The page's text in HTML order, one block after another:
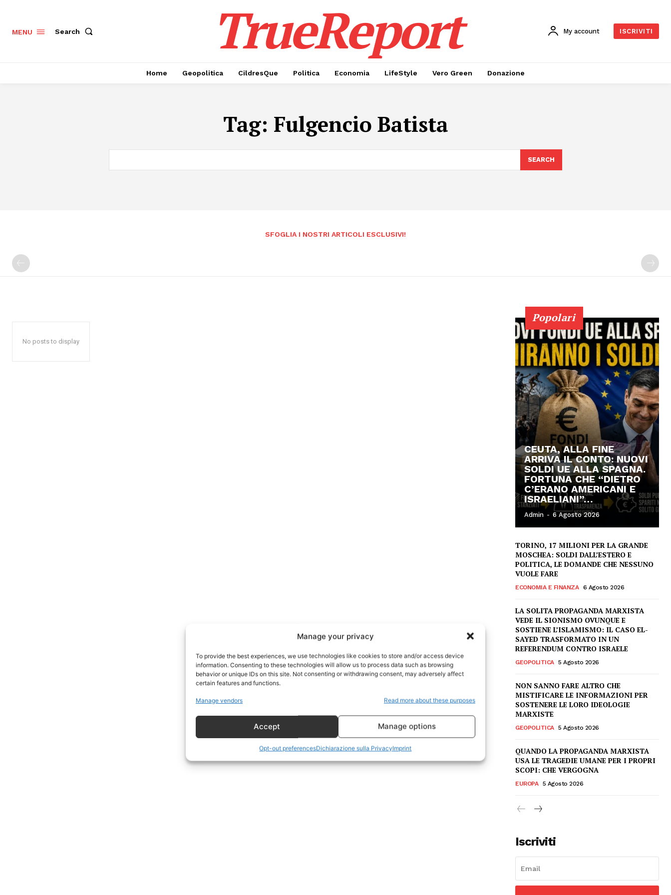
Manage your privacy
To provide the best experiences, we use technologies like cookies to store and/or access device
information. Consenting to these technologies will allow us to process data such as browsing
behavior or unique IDs on this site. Not consenting or withdrawing consent, may adversely affect
certain features and functions.
Manage vendors Read more about these purposes
Accept Manage options
Opt-out preferencesDichiarazione sulla PrivacyImprint
Geopolitica
MENU Search TrueReport My account ISCRIVITI
Home Geopolitica CildresQue Politica Economia LifeStyle Vero Green Donazione
Tag: Fulgencio Batista
SEARCH
SFOGLIA I NOSTRI ARTICOLI ESCLUSIVI!
No posts to display
Popolari
CEUTA, ALLA FINE
ARRIVA IL CONTO: NUOVI
SOLDI UE ALLA SPAGNA.
FORTUNA CHE “DIETRO
C’ERANO AMERICANI E
ISRAELIANI”…
Admin - 6 Agosto 2026
TORINO, 17 MILIONI PER LA GRANDE
MOSCHEA: SOLDI DALL’ESTERO E
POLITICA, LE DOMANDE CHE NESSUNO
VUOLE FARE
ECONOMIA E FINANZA 6 Agosto 2026
LA SOLITA PROPAGANDA MARXISTA
VEDE IL SIONISMO OVUNQUE E
SOSTIENE L’ISLAMISMO: IL CASO EL-
SAYED TRASFORMATO IN UN
REFERENDUM CONTRO ISRAELE
GEOPOLITICA 5 Agosto 2026
NON SANNO FARE ALTRO CHE
MISTIFICARE LE INFORMAZIONI PER
SOSTENERE LE LORO IDEOLOGIE
MARXISTE
GEOPOLITICA 5 Agosto 2026
QUANDO LA PROPAGANDA MARXISTA
USA LE TRAGEDIE UMANE PER I PROPRI
SCOPI: CHE VERGOGNA
EUROPA 5 Agosto 2026
Iscriviti